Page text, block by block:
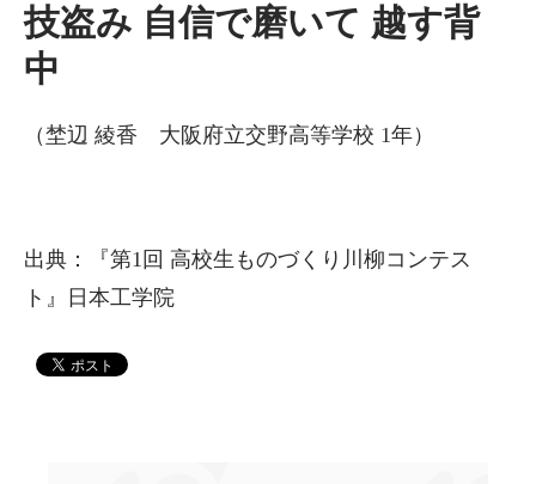
技盗み 自信で磨いて 越す背
中
（埜辺 綾香 大阪府立交野高等学校 1年）
出典：『第1回 高校生ものづくり川柳コンテス
ト』日本工学院